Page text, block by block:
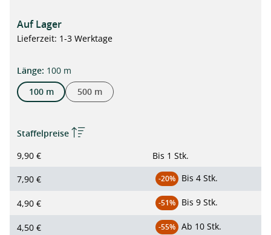
Auf Lager
Lieferzeit: 1-3 Werktage
Längeauswählen
: 100 m
100 m
500 m
Staffelpreise
9,90 €
Bis 1 Stk.
7,90 € -20% Bis 4 Stk.
4,90 € -51% Bis 9 Stk.
4,50 € -55% Ab 10 Stk.